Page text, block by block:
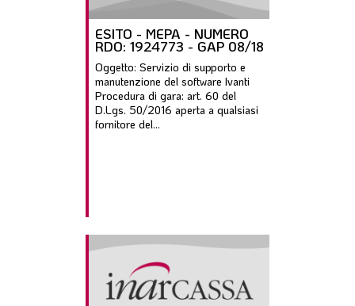
ESITO - MEPA - NUMERO
RDO: 1924773 - GAP 08/18
Oggetto: Servizio di supporto e
manutenzione del software Ivanti
Procedura di gara: art. 60 del
D.Lgs. 50/2016 aperta a qualsiasi
fornitore del...